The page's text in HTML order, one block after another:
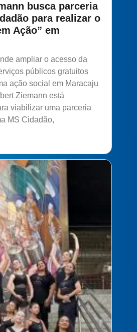
busca parceria
para realizar o
Ação” em
ampliar o acesso da
públicos gratuitos
ação social em Maracaju
Ziemann está
viabilizar uma parceria
MS Cidadão,